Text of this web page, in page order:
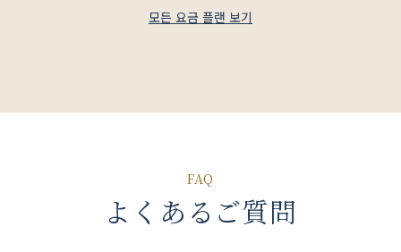
모든 요금 플랜 보기
FAQ
よくあるご質問